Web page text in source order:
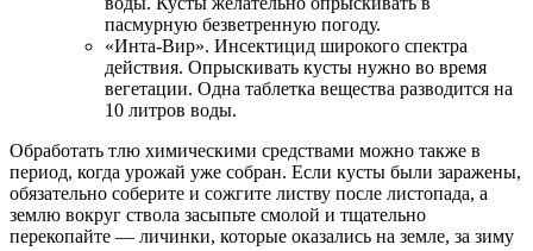
пасмурную безветренную погоду.
«Инта-Вир». Инсектицид широкого спектра
действия. Опрыскивать кусты нужно во время
вегетации. Одна таблетка вещества разводится на
10 литров воды.
Обработать тлю химическими средствами можно также в
период, когда урожай уже собран. Если кусты были заражены,
обязательно соберите и сожгите листву после листопада, а
землю вокруг ствола засыпьте смолой и тщательно
перекопайте — личинки, которые оказались на земле, за зиму